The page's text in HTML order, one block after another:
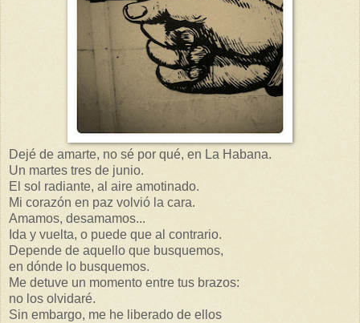
Dejé de amarte, no sé por qué, en La Habana.
Un martes tres de junio.
El sol radiante, al aire amotinado.
Mi corazón en paz volvió la cara.
Amamos, desamamos...
Ida y vuelta, o puede que al contrario.
Depende de aquello que busquemos,
en dónde lo busquemos.
Me detuve un momento entre tus brazos:
no los olvidaré.
Sin embargo, me he liberado de ellos